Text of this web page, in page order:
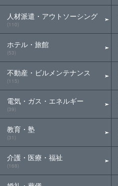
人材派遣・アウトソーシング
(110)
ホテル・旅館
(53)
不動産・ビルメンテナンス
(115)
電気・ガス・エネルギー
(39)
教育・塾
(31)
介護・医療・福祉
(168)